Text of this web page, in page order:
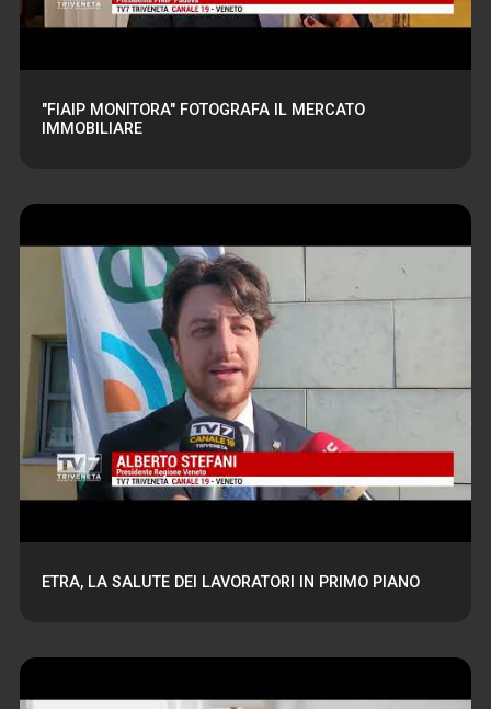
"FIAIP MONITORA" FOTOGRAFA IL MERCATO
IMMOBILIARE
ETRA, LA SALUTE DEI LAVORATORI IN PRIMO PIANO